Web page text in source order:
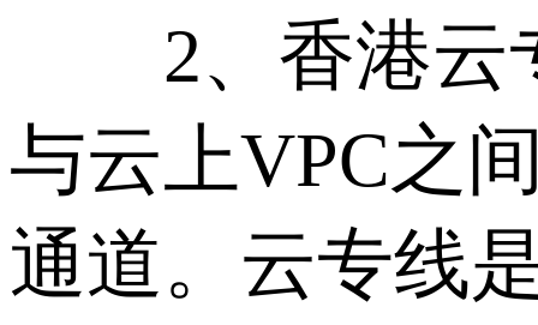
2、香港云专
与云上VPC之
通道。云专线